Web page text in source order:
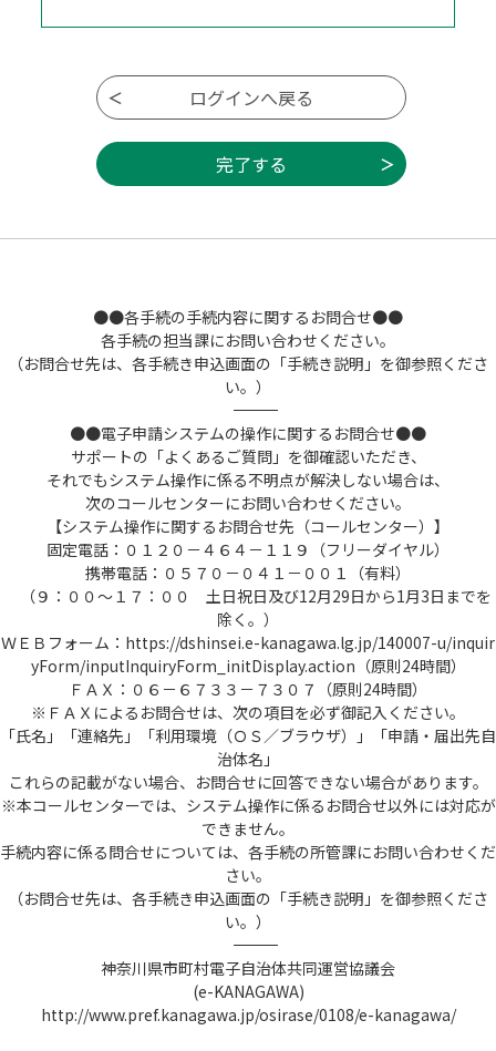
●●各手続の手続内容に関するお問合せ●●
各手続の担当課にお問い合わせください。
（お問合せ先は、各手続き申込画面の「手続き説明」を御参照くださ
い。）
――――――――――――――――――――――――――――――――――――――――――――――――――
●●電子申請システムの操作に関するお問合せ●●
サポートの「よくあるご質問」を御確認いただき、
それでもシステム操作に係る不明点が解決しない場合は、
次のコールセンターにお問い合わせください。
【システム操作に関するお問合せ先（コールセンター）】
固定電話：０１２０－４６４－１１９（フリーダイヤル）
携帯電話：０５７０－０４１－００１（有料）
（９：００～１７：００ 土日祝日及び12月29日から1月3日までを
除く。）
ＷＥＢフォーム：https://dshinsei.e-kanagawa.lg.jp/140007-u/inquir
yForm/inputInquiryForm_initDisplay.action（原則24時間）
ＦＡＸ：０６－６７３３－７３０７（原則24時間）
※ＦＡＸによるお問合せは、次の項目を必ず御記入ください。
「氏名」「連絡先」「利用環境（ＯＳ／ブラウザ）」「申請・届出先自
治体名」
これらの記載がない場合、お問合せに回答できない場合があります。
※本コールセンターでは、システム操作に係るお問合せ以外には対応が
できません。
手続内容に係る問合せについては、各手続の所管課にお問い合わせくだ
さい。
（お問合せ先は、各手続き申込画面の「手続き説明」を御参照くださ
い。）
――――――――――――――――――――――――――――――――――――――――――――――――――
神奈川県市町村電子自治体共同運営協議会
(e-KANAGAWA)
http://www.pref.kanagawa.jp/osirase/0108/e-kanagawa/